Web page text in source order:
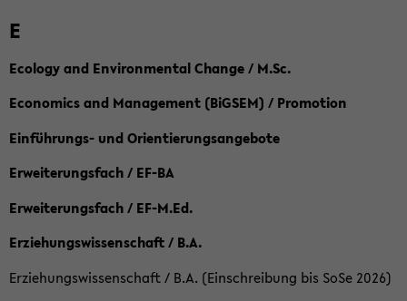
E
Ecology and Environmental Change / M.Sc.
Economics and Management (BiGSEM) / Promotion
Einführungs- und Orientierungsangebote
Erweiterungsfach / EF-BA
Erweiterungsfach / EF-M.Ed.
Erziehungswissenschaft / B.A.
Erziehungswissenschaft / B.A. (Einschreibung bis SoSe 2026)